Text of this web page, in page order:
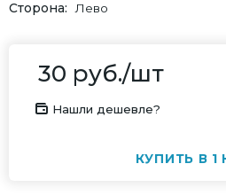
Сторона
Лево
30 руб./шт
Нашли дешевле?
КУПИТЬ В 1